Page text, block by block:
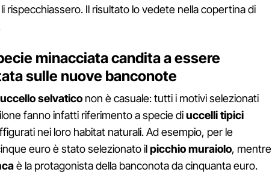
rispecchiassero. Il risultato lo vedete nella copertina di
minacciata candita a essere
sulle nuove banconote
uccello selvatico non è casuale: tutti i motivi selezionati
fanno infatti riferimento a specie diuccelli tipici
nei loro habitat naturali. Ad esempio, per le
euro è stato selezionato ilpicchio muraiolo, mentre
è la protagonista della banconota da cinquanta euro.